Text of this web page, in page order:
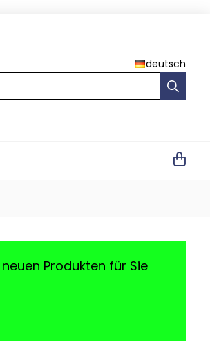
deutsch
Produkten für Sie